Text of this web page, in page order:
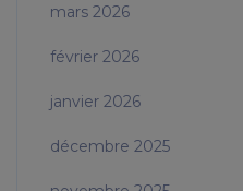
mars 2026
février 2026
janvier 2026
décembre 2025